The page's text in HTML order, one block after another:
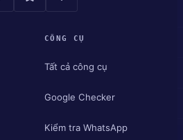
CÔNG CỤ
Tất cả công cụ
Google Checker
Kiểm tra WhatsApp